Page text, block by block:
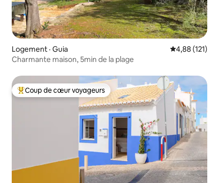
Logement · Guia Note
4,88 (121)
Charmante maison, 5min de la plage
Coup de cœur voyageurs parmi les plus aimés
Coup de cœur voyageurs